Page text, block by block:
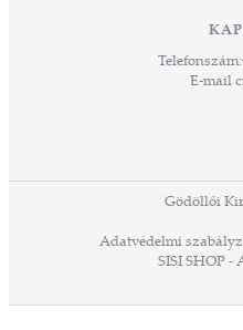
Telefonszám:
E-mail
Gödöllői
Adatvédelmi
SISI SHOP -